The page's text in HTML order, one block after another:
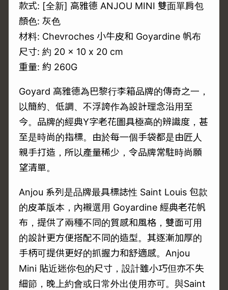
款式: [全新] 高雅德 ANJOU MINI 雙面單肩包
顏色: 灰色
材料: Chevroches 小牛皮和 Goyardine 帆布
尺寸: 約 20 × 10 x 20 cm
重量: 約 260G
Goyard 高雅德為巴黎行李箱品牌的傳奇之一，
以簡約、低調、不浮誇作為設計理念沿用至
今。品牌的經典Y字老花圖具極高的辨識度，甚
至是時尚的指標。由於每一個手袋都是由匠人
親手打造，所以產量稀少，令品牌常駐時尚願
望清單。
Anjou 系列是品牌最具標誌性 Saint Louis 包款
的皮革版本，內襯選用 Goyardine 經典老花帆
布，提供了兩種不同的質感和風格，雙面可用
的設計更方便搭配不同的造型。其逐漸加厚的
手柄可提供更好的抓握力和舒適感。Anjou
Mini 貼近迷你包的尺寸，設計雖小巧但亦不失
細節，晚上約會或日常外出使用亦可。與Saint